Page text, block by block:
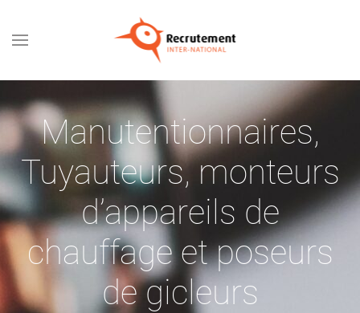
Passer au contenu principal
Manutentionnaires,
Tuyauteurs, monteurs
d’appareils de
chauffage et poseurs
de gicleurs